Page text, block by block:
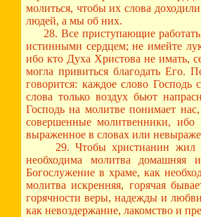
молиться, чтобы их слова
людей, а мы об них.
28. Все приступающие работать
истинными сердцем; не имейте
ибо кто Духа Христова не имать,
могла привиться благодать Его.
говорится: каждое слово
слова только воздух бьют
Господь на молитве понимает
совершенные молитвенники, ибо
выраженное в словах или
29. Чтобы христианин жил
необходима молитва домашняя
Богослужение в храме, как
молитва искренняя, горячая
горячности веры, надежды и
как невоздержание, лакомство и